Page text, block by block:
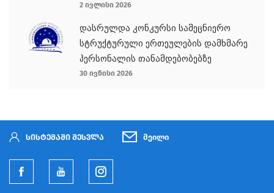
2 ივლისი 2026
დასრულდა კონკურსი სამეცნიერო
სტრუქტურული ერთეულების დამხმარე
პერსონალის თანამდებობებზე
30 ივნისი 2026
სისტემაში შესვლა მეილი